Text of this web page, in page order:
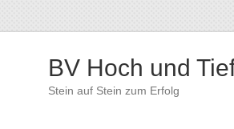
BV Hoch und
Stein auf Stein zum Erfolg